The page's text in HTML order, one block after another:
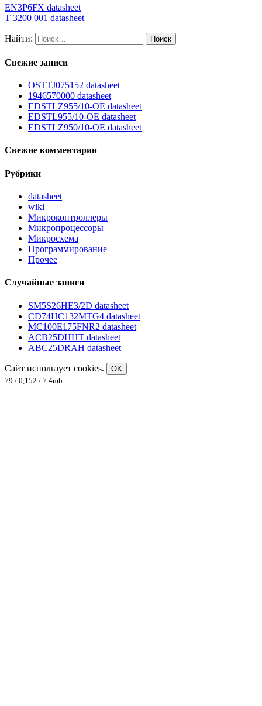
EN3P6FX datasheet
T 3200 001 datasheet
Найти:
Свежие записи
OSTTJ075152 datasheet
1946570000 datasheet
EDSTLZ955/10-OE datasheet
EDSTL955/10-OE datasheet
EDSTLZ950/10-OE datasheet
Свежие комментарии
Рубрики
datasheet
wiki
Микроконтроллеры
Микропроцессоры
Микросхема
Программирование
Прочее
Случайные записи
SM5S26HE3/2D datasheet
CD74HC132MTG4 datasheet
MC100E175FNR2 datasheet
ACB25DHHT datasheet
ABC25DRAH datasheet
Сайт использует cookies.
OK
79 / 0,152 / 7.4mb